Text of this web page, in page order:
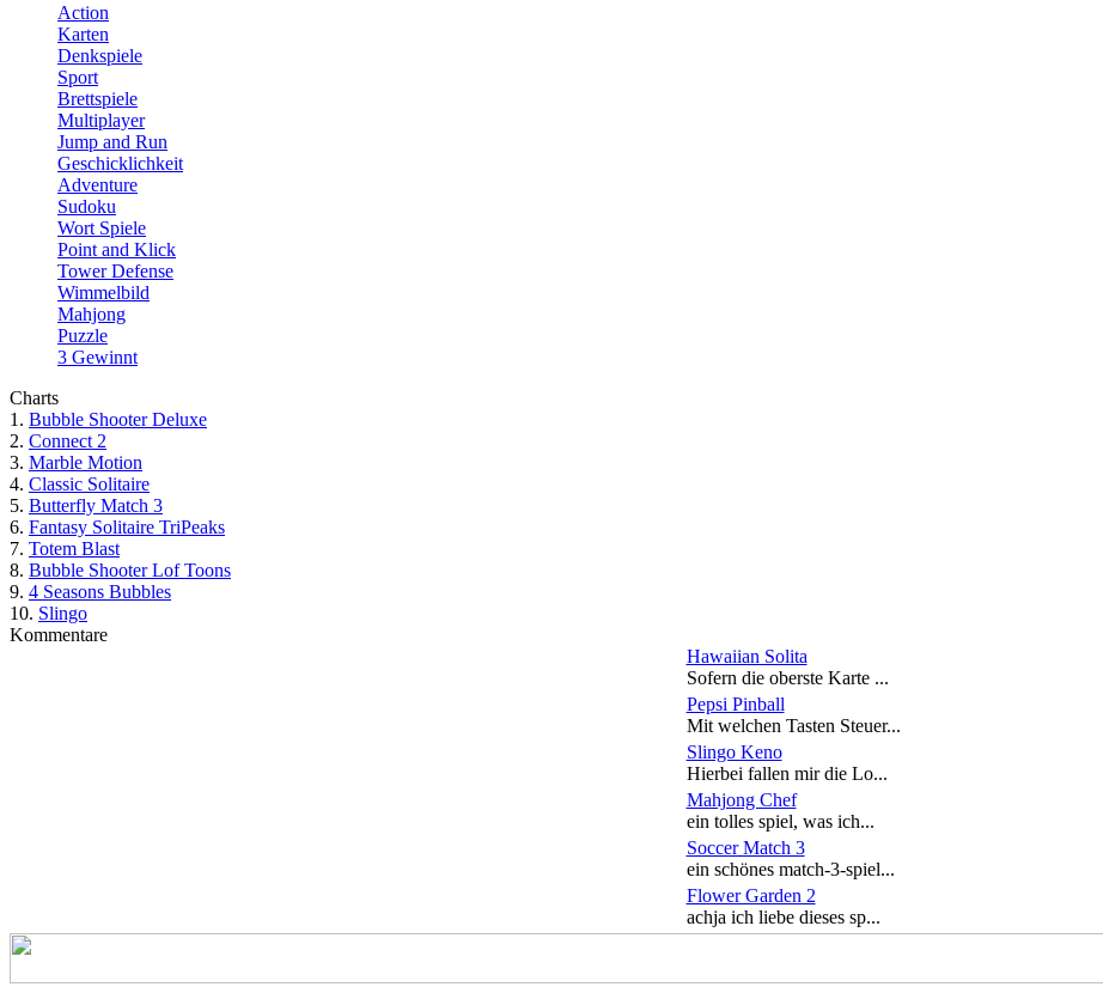
Action
Karten
Denkspiele
Sport
Brettspiele
Multiplayer
Jump and Run
Geschicklichkeit
Adventure
Sudoku
Wort Spiele
Point and Klick
Tower Defense
Wimmelbild
Mahjong
Puzzle
3 Gewinnt
Charts
1. Bubble Shooter Deluxe
2. Connect 2
3. Marble Motion
4. Classic Solitaire
5. Butterfly Match 3
6. Fantasy Solitaire TriPeaks
7. Totem Blast
8. Bubble Shooter Lof Toons
9. 4 Seasons Bubbles
10. Slingo
Kommentare
Hawaiian Solita
Sofern die oberste Karte ...
Pepsi Pinball
Mit welchen Tasten Steuer...
Slingo Keno
Hierbei fallen mir die Lo...
Mahjong Chef
ein tolles spiel, was ich...
Soccer Match 3
ein schönes match-3-spiel...
Flower Garden 2
achja ich liebe dieses sp...